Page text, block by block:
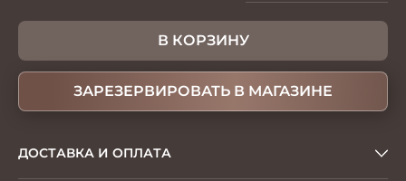
В КОРЗИНУ
ЗАРЕЗЕРВИРОВАТЬ В МАГАЗИНЕ
ДОСТАВКА И ОПЛАТА